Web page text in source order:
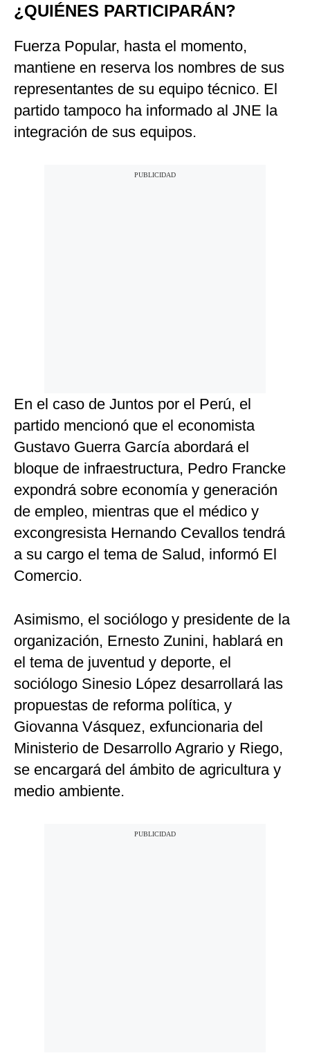
¿QUIÉNES PARTICIPARÁN?
Fuerza Popular, hasta el momento,
mantiene en reserva los nombres de sus
representantes de su equipo técnico. El
partido tampoco ha informado al JNE la
integración de sus equipos.
En el caso de Juntos por el Perú, el
partido mencionó que el economista
Gustavo Guerra García abordará el
bloque de infraestructura, Pedro Francke
expondrá sobre economía y generación
de empleo, mientras que el médico y
excongresista Hernando Cevallos tendrá
a su cargo el tema de Salud, informó El
Comercio.
Asimismo, el sociólogo y presidente de la
organización, Ernesto Zunini, hablará en
el tema de juventud y deporte, el
sociólogo Sinesio López desarrollará las
propuestas de reforma política, y
Giovanna Vásquez, exfuncionaria del
Ministerio de Desarrollo Agrario y Riego,
se encargará del ámbito de agricultura y
medio ambiente.